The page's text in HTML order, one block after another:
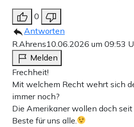
0
Antworten
R.Ahrens10.06.2026 um 09:53
Melden
Frechheit!
Mit welchem Recht wehrt sich
immer noch?
Die Amerikaner wollen doch
Beste für uns alle.